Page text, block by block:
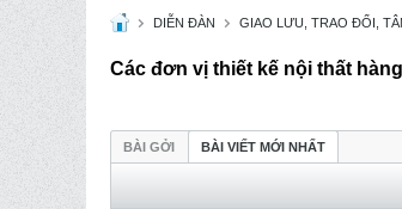
DIỄN ĐÀN GIAO LƯU, TRAO ĐỔI,
Các đơn vị thiết kế nội thất
BÀI GỞI BÀI VIẾT MỚI NHẤT